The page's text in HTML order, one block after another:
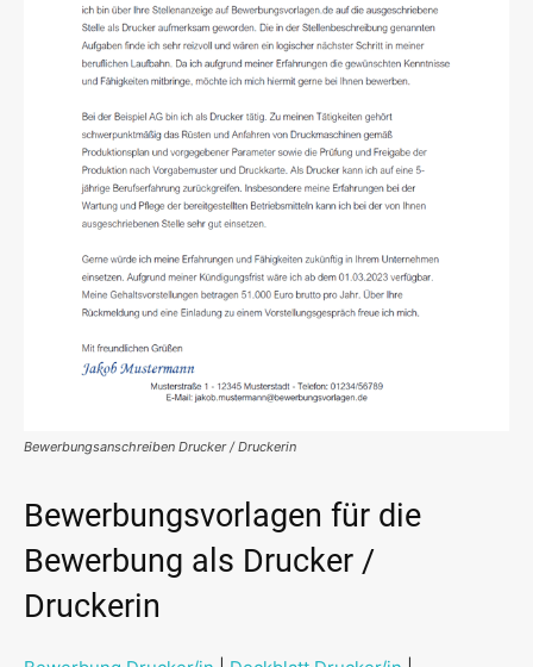
Bewerbungsanschreiben Drucker / Druckerin
Bewerbungsvorlagen für die
Bewerbung als Drucker /
Druckerin